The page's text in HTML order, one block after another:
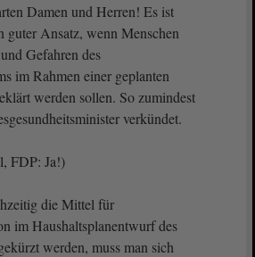
Damen und Herren! Es ist
guter Ansatz, wenn Menschen
Gefahren des
im Rahmen einer geplanten
werden sollen. So zumindest
verkündet.
FDP: Ja!)
die Mittel für
im Haushaltsplanentwurf des
werden, muss man sich